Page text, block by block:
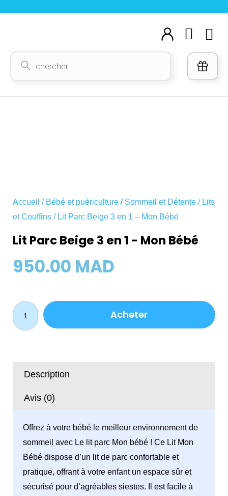
Cart
produits
Accueil / Bébé et puériculture / Sommeil et Détente / Lits
et Couffins / Lit Parc Beige 3 en 1 – Mon Bébé
Lit Parc Beige 3 en 1 - Mon Bébé
950.00 MAD
quantité
de
Lit
Acheter
Description
Avis (0)
Offrez à votre bébé le meilleur environnement de
sommeil avec Le lit parc Mon bébé ! Ce Lit Mon
Bébé dispose d’un lit de parc confortable et
pratique, offrant à votre enfant un espace sûr et
sécurisé pour d’agréables siestes. Il est facile à